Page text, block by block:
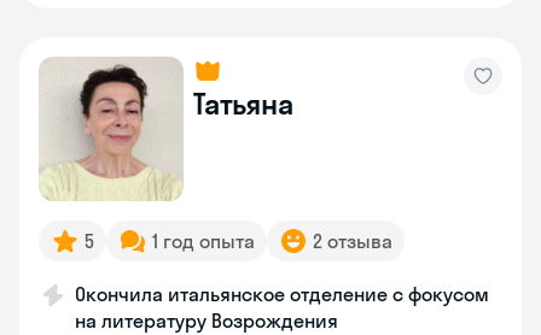
Татьяна
5 1 год опыта 2 отзыва
Окончила итальянское отделение с фокусом
на литературу Возрождения